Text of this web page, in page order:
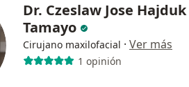
Dr. Czeslaw Jose Hajduk
Tamayo
Cirujano maxilofacial · Ver más
1 opinión